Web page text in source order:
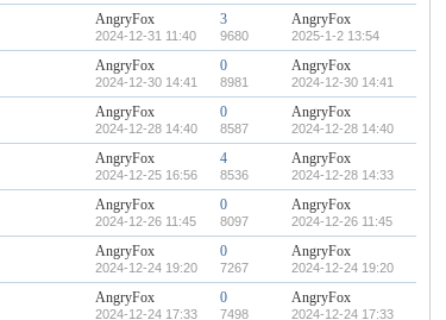
AngryFox
2024-12-31 11:40
3
9680
AngryFox
2025-1-2 13:54
AngryFox
2024-12-30 14:41
0
8981
AngryFox
2024-12-30 14:41
AngryFox
2024-12-28 14:40
0
8587
AngryFox
2024-12-28 14:40
AngryFox
2024-12-25 16:56
4
8536
AngryFox
2024-12-28 14:33
AngryFox
2024-12-26 11:45
0
8097
AngryFox
2024-12-26 11:45
AngryFox
2024-12-24 19:20
0
7267
AngryFox
2024-12-24 19:20
AngryFox
2024-12-24 17:33
0
7498
AngryFox
2024-12-24 17:33